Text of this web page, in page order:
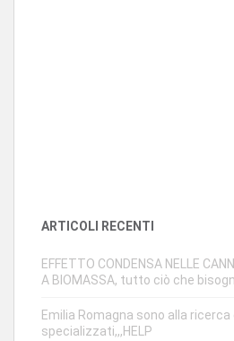
ARTICOLI RECENTI
EFFETTO CONDENSA NELLE
A BIOMASSA, tutto ciò che
Emilia Romagna sono alla
specializzati,,,HELP